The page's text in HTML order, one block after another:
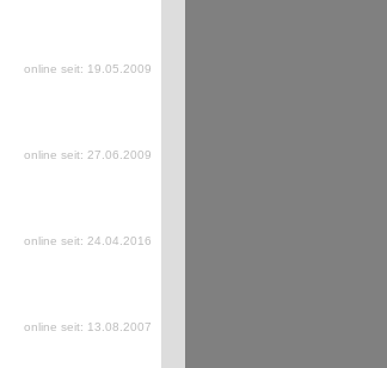
online seit: 19.05.2009
online seit: 27.06.2009
online seit: 24.04.2016
online seit: 13.08.2007